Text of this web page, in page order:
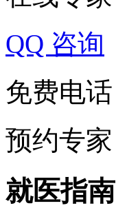
QQ 咨询
免费电话
预约专家
就医指南